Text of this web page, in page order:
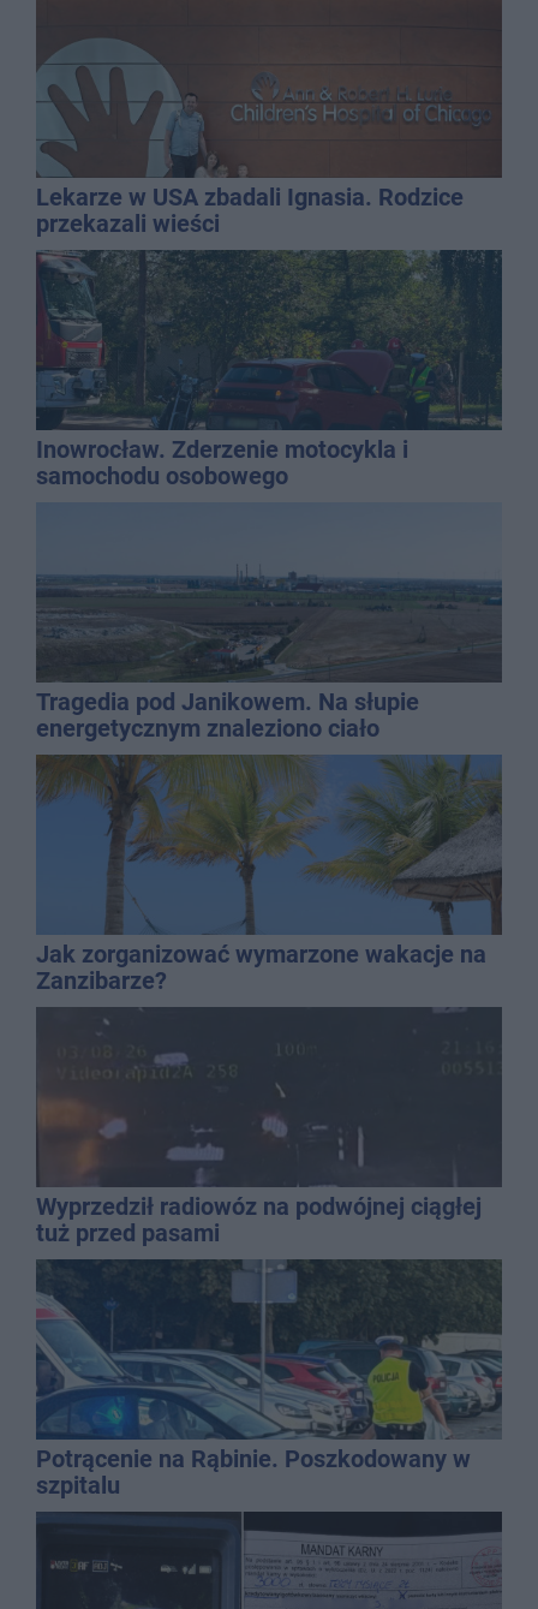
Lekarze w USA zbadali Ignasia. Rodzice
przekazali wieści
Inowrocław. Zderzenie motocykla i
samochodu osobowego
Tragedia pod Janikowem. Na słupie
energetycznym znaleziono ciało
mężczyzny
Jak zorganizować wymarzone wakacje na
Zanzibarze?
Wyprzedził radiowóz na podwójnej ciągłej
tuż przed pasami
Potrącenie na Rąbinie. Poszkodowany w
szpitalu